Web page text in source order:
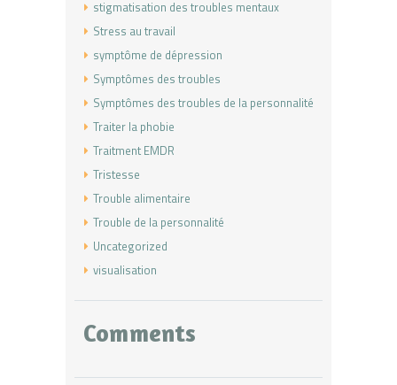
stigmatisation des troubles mentaux
Stress au travail
symptôme de dépression
Symptômes des troubles
Symptômes des troubles de la personnalité
Traiter la phobie
Traitment EMDR
Tristesse
Trouble alimentaire
Trouble de la personnalité
Uncategorized
visualisation
Comments